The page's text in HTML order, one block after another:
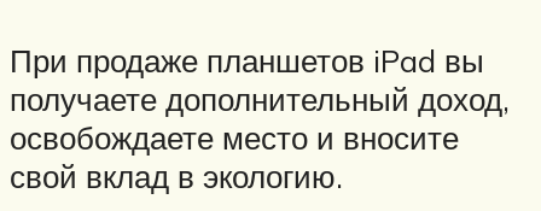
При продаже планшетов iPad вы
получаете дополнительный доход,
освобождаете место и вносите
свой вклад в экологию.